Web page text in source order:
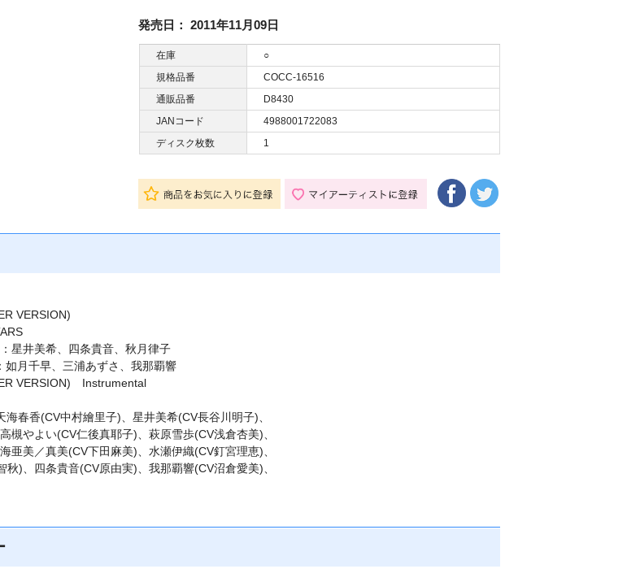
発売日： 2011年11月09日
在庫
○
規格品番
COCC-16516
通販品番
D8430
JANコード
4988001722083
ディスク枚数
1
VERSION)
井美希、四条貴音、秋月律子
月千早、三浦あずさ、我那覇響
VERSION) Instrumental
海春香(CV中村繪里子)、星井美希(CV長谷川明子)、
槻やよい(CV仁後真耶子)、萩原雪歩(CV浅倉杏美)、
亜美／真美(CV下田麻美)、水瀬伊織(CV釘宮理恵)、
秋)、四条貴音(CV原由実)、我那覇響(CV沼倉愛美)、